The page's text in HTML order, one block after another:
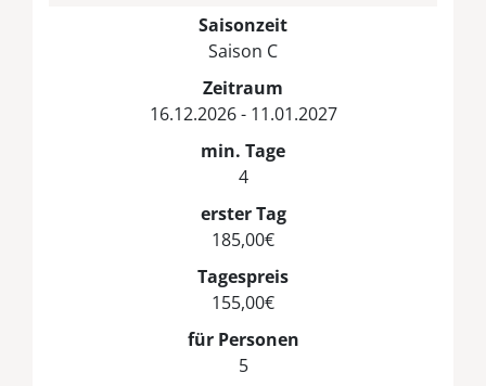
Saisonzeit
Saison C
Zeitraum
16.12.2026 - 11.01.2027
min. Tage
4
erster Tag
185,00€
Tagespreis
155,00€
für Personen
5